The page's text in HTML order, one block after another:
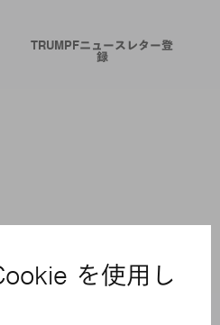
TRUMPFニュースレター登
録